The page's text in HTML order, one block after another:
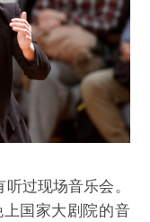
过现场音乐会。
国家大剧院的音